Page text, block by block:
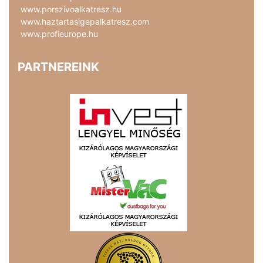
www.porszivoalkatresz.hu
www.haztartasigepalkatresz.com
www.profieurope.hu
PARTNEREINK